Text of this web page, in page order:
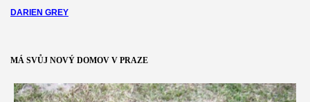
DARIEN GREY
MÁ SVŮJ NOVÝ DOMOV V PRAZE